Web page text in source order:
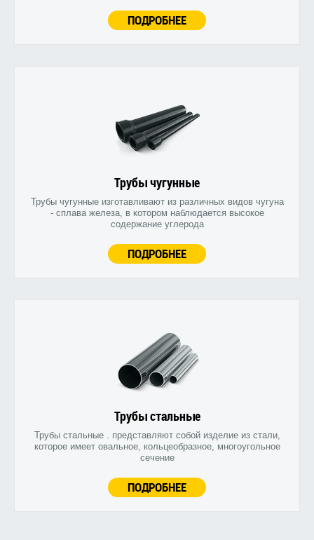
ПОДРОБНЕЕ
Трубы чугунные
Трубы чугунные изготавливают из различных видов чугуна
- сплава железа, в котором наблюдается высокое
содержание углерода
ПОДРОБНЕЕ
Трубы стальные
Трубы стальные . представляют собой изделие из стали,
которое имеет овальное, кольцеобразное, многоугольное
сечение
ПОДРОБНЕЕ